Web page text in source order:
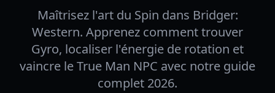
Maîtrisez l'art du Spin dans Bridger:
Western. Apprenez comment trouver
Gyro, localiser l'énergie de rotation et
vaincre le True Man NPC avec notre guide
complet 2026.